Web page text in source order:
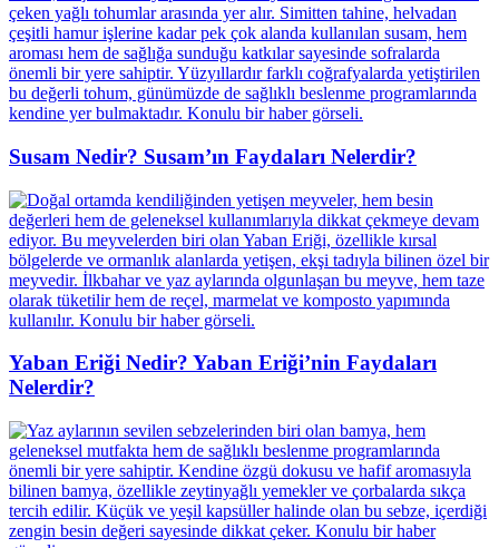
Susam Nedir? Susam’ın Faydaları Nelerdir?
Yaban Eriği Nedir? Yaban Eriği’nin Faydaları
Nelerdir?